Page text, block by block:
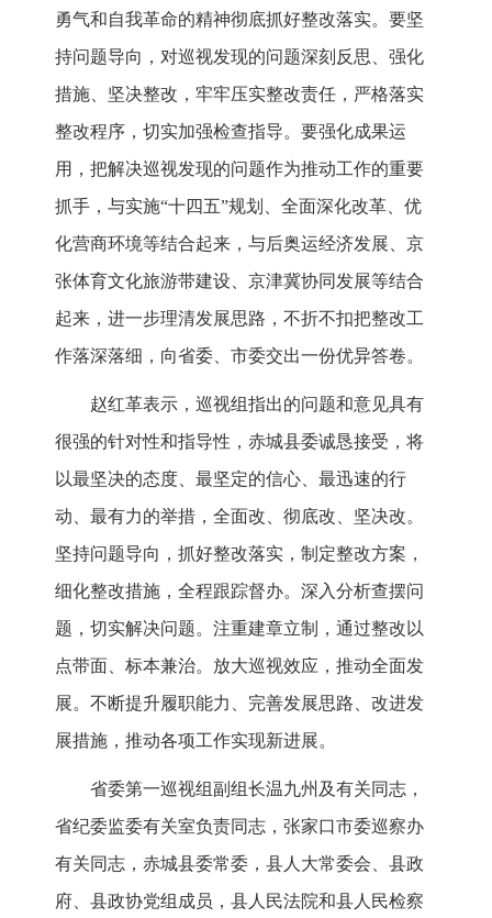
勇气和自我革命的精神彻底抓好整改落实。要坚
持问题导向，对巡视发现的问题深刻反思、强化
措施、坚决整改，牢牢压实整改责任，严格落实
整改程序，切实加强检查指导。要强化成果运
用，把解决巡视发现的问题作为推动工作的重要
抓手，与实施“十四五”规划、全面深化改革、优
化营商环境等结合起来，与后奥运经济发展、京
张体育文化旅游带建设、京津冀协同发展等结合
起来，进一步理清发展思路，不折不扣把整改工
作落深落细，向省委、市委交出一份优异答卷。
赵红革表示，巡视组指出的问题和意见具有
很强的针对性和指导性，赤城县委诚恳接受，将
以最坚决的态度、最坚定的信心、最迅速的行
动、最有力的举措，全面改、彻底改、坚决改。
坚持问题导向，抓好整改落实，制定整改方案，
细化整改措施，全程跟踪督办。深入分析查摆问
题，切实解决问题。注重建章立制，通过整改以
点带面、标本兼治。放大巡视效应，推动全面发
展。不断提升履职能力、完善发展思路、改进发
展措施，推动各项工作实现新进展。
省委第一巡视组副组长温九州及有关同志，
省纪委监委有关室负责同志，张家口市委巡察办
有关同志，赤城县委常委，县人大常委会、县政
府、县政协党组成员，县人民法院和县人民检察